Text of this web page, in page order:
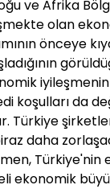
ve Afrika
olan
önceye
koşulları da
Türkiye
daha
Türkiye'nin
ekonomik